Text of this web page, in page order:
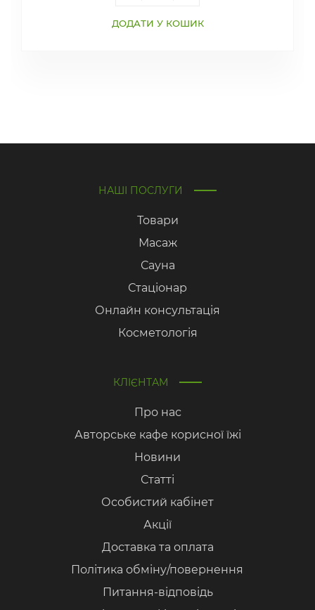
ДОДАТИ У КОШИК
НАШІ ПОСЛУГИ
Товари
Масаж
Сауна
Стаціонар
Онлайн консультація
Косметологія
КЛІЄНТАМ
Про нас
Авторське кафе корисної їжі
Новини
Статті
Особистий кабінет
Акції
Доставка та оплата
Політика обміну/повернення
Питання-відповідь